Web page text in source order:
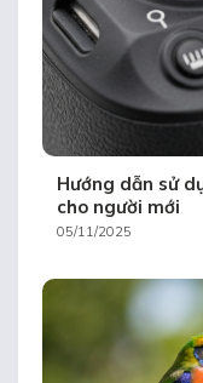
Hướng dẫn sử
cho người mới
05/11/2025